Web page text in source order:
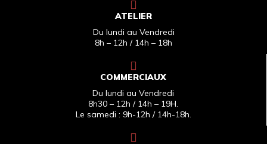
ATELIER
Du lundi au Vendredi
8h – 12h / 14h – 18h
COMMERCIAUX
Du lundi au Vendredi
8h30 – 12h / 14h – 19H.
Le samedi : 9h-12h / 14h-18h.